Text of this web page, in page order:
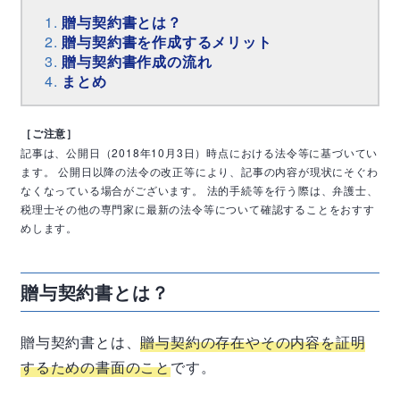
贈与契約書とは？
贈与契約書を作成するメリット
贈与契約書作成の流れ
まとめ
［ご注意］
記事は、公開日（2018年10月3日）時点における法令等に基づいてい
ます。
公開日以降の法令の改正等により、記事の内容が現状にそぐわ
なくなっている場合がございます。
法的手続等を行う際は、弁護士、
税理士その他の専門家に最新の法令等について確認することをおすす
めします。
贈与契約書とは？
贈与契約書とは、贈与契約の存在やその内容を証明
するための書面のことです。